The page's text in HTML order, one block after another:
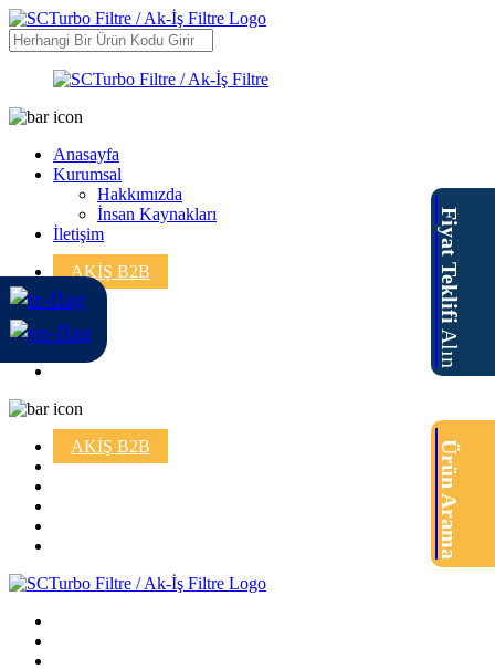
Anasayfa
Kurumsal
Hakkımızda
İnsan Kaynakları
İletişim
AKİŞ B2B
AKİŞ B2B
Fiyat Teklifi
Alın
Ürün Arama